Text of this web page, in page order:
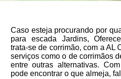
Caso esteja procurando por
para escada Jardins,
trata-se de corrimão, com a AL
serviços como o de corrimãos
entre outras alternativas.
pode encontrar o que almeja,